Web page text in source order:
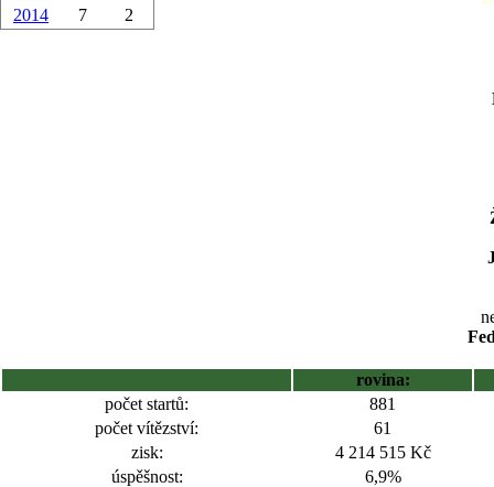
2014
7 2
rovina:
počet startů:
881
počet vítězství:
61
zisk:
4 214 515 Kč
úspěšnost:
6,9%